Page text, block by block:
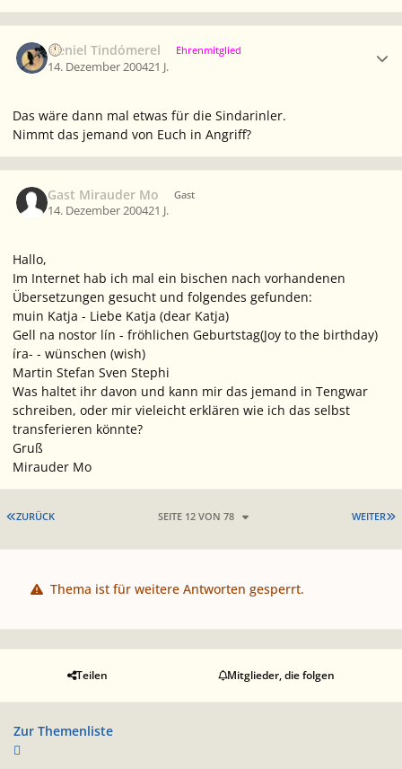
Neniel Tindómerel Ehrenmitglied
14. Dezember 200421 J.
Das wäre dann mal etwas für die Sindarinler.
Nimmt das jemand von Euch in Angriff?
Gast Mirauder Mo Gast
14. Dezember 200421 J.
Hallo,
Im Internet hab ich mal ein bischen nach vorhandenen
Übersetzungen gesucht und folgendes gefunden:
muin Katja - Liebe Katja (dear Katja)
Gell na nostor lín - fröhlichen Geburtstag(Joy to the birthday)
íra- - wünschen (wish)
Martin Stefan Sven Stephi
Was haltet ihr davon und kann mir das jemand in Tengwar
schreiben, oder mir vieleicht erklären wie ich das selbst
transferieren könnte?
Gruß
Mirauder Mo
ERSTE SEITE
ZURÜCK WEITER
SEITE 12 VON 78
Thema ist für weitere Antworten gesperrt.
Teilen Mitglieder, die folgen
Zur Themenliste